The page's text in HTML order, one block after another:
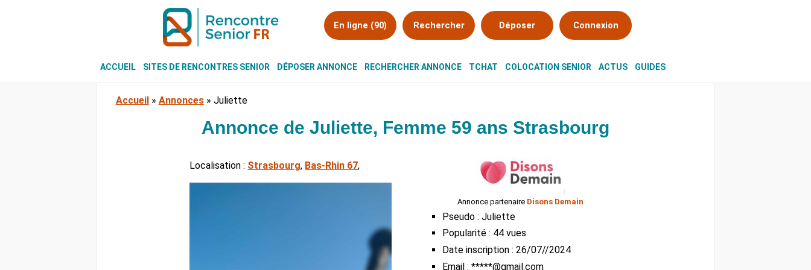
En ligne (90) Rechercher Déposer Connexion
ACCUEIL SITES DE RENCONTRES SENIOR DÉPOSER ANNONCE RECHERCHER ANNONCE TCHAT COLOCATION SENIOR ACTUS GUIDES
Accueil » Annonces» Juliette
Annonce de Juliette, Femme 59 ans Strasbourg
Localisation : Strasbourg, Bas-Rhin 67,
Annonce partenaire Disons Demain
Pseudo : Juliette
Popularité : 44 vues
Date inscription : 26/07//2024
Email : *****@gmail.com